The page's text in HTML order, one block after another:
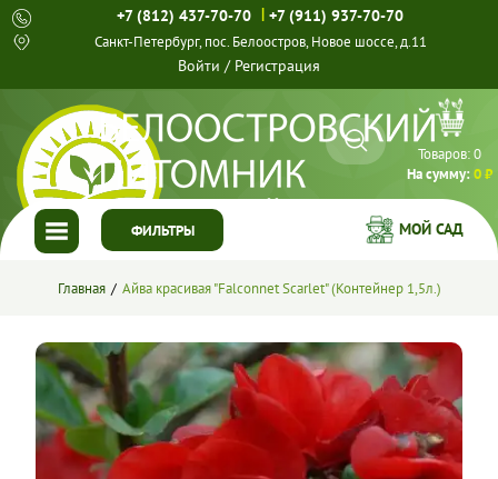
+7 (812) 437-70-70 | +7 (911) 937-70-70
Санкт-Петербург, пос. Белоостров, Новое шоссе, д.11
Войти / Регистрация
Товаров:0
На сумму:0 ₽
ФИЛЬТРЫ
ГЛАВНАЯ
КАТАЛОГ
СПЕЦПРЕДЛОЖЕНИЯ
ГОТОВЫЕ РЕШЕНИЯ
МОЙ САД
Главная Айва красивая "Falconnet Scarlet" (Контейнер 1,5л.)